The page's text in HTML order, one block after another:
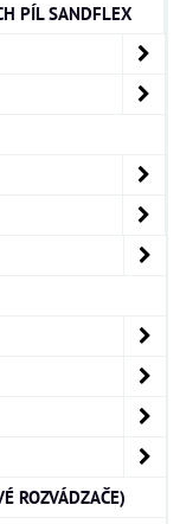
PÍL SANDFLEX
ROZVÁDZAČE)